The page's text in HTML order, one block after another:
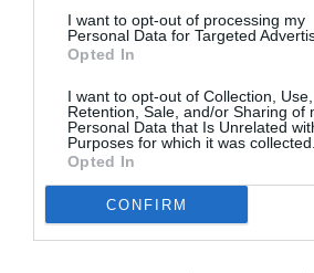
I want to opt-out of processing my
Personal Data for Targeted
Opted In
I want to opt-out of Collection, Use,
Retention, Sale, and/or Sharing of
Personal Data that Is Unrelated
Purposes for which it was collected.
Opted In
CONFIRM
Tags
Newsletter
Κάθε βδομάδα στο e-mail σας τα
την Τέχνη και τον Πολιτισμό!